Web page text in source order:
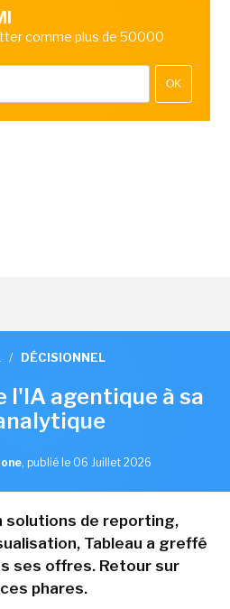
comme plus de 50000
OK
/ DÉCISIONNEL
l'IA agentique à sa
, publié le 06 Juillet 2026
solutions de reporting,
Tableau a greffé
ses offres. Retour sur
phares.